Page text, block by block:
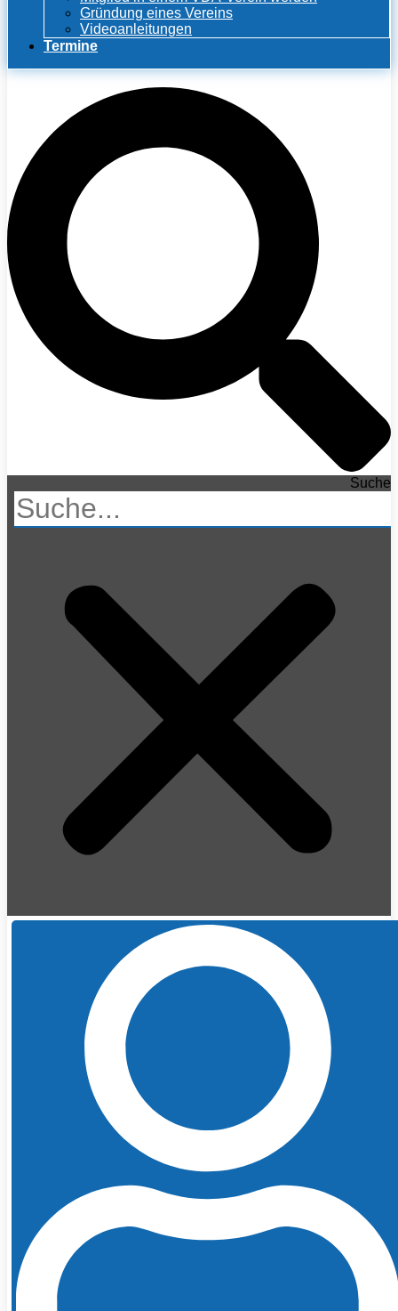
Gründung eines Vereins
Videoanleitungen
Termine
Suche